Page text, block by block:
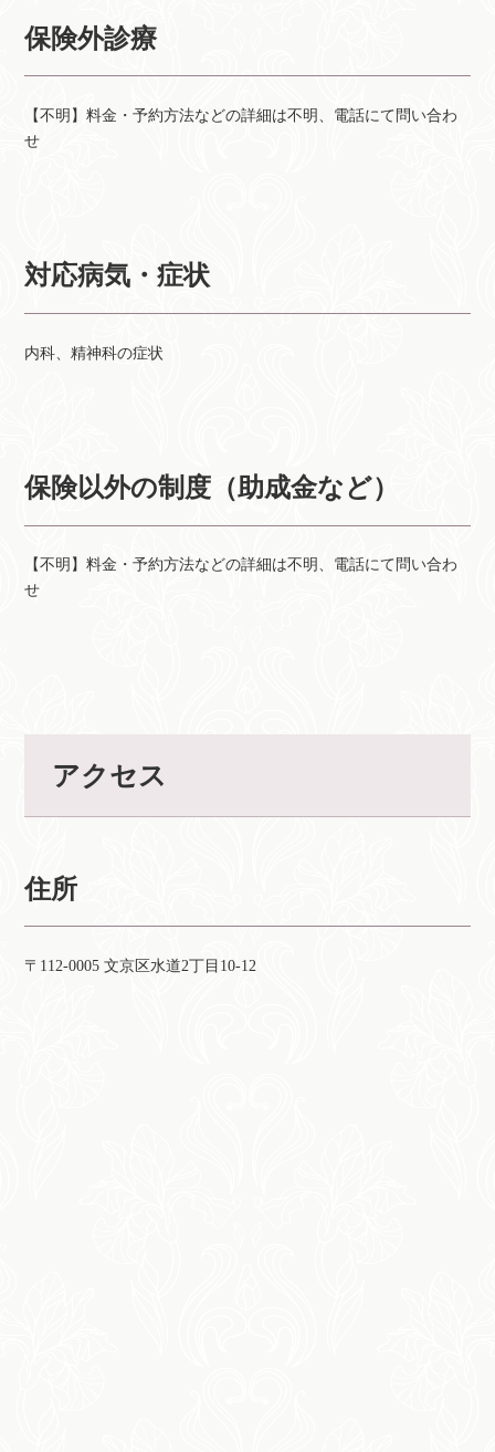
保険外診療
【不明】料金・予約方法などの詳細は不明、電話にて問い合わ
せ
対応病気・症状
内科、精神科の症状
保険以外の制度（助成金など）
【不明】料金・予約方法などの詳細は不明、電話にて問い合わ
せ
アクセス
住所
〒112-0005 文京区水道2丁目10-12